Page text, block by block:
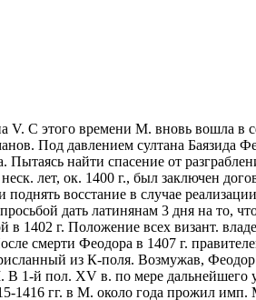
С этого времени М. вновь вошла в
Под давлением султана Баязида
найти спасение от
лет, ок. 1400 г., был заключен
восстание в случае
дать латинянам 3 дня на то,
1402 г. Положение всех визант.
смерти Феодора в 1407 г.
из К-поля. Возмужав,
В 1-й пол. XV в. по мере
1416 гг. в М. около года прожил